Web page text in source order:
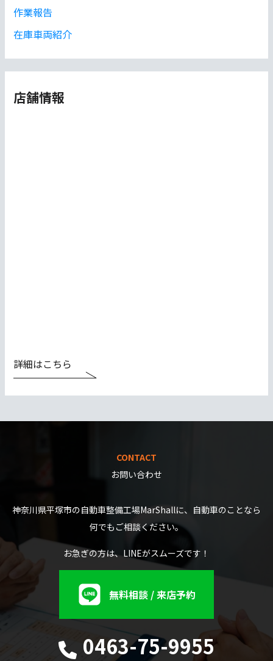
作業報告
在庫車両紹介
店舗情報
詳細はこちら
CONTACT
お問い合わせ
神奈川県平塚市の自動車整備工場MarShallに、自動車のことなら
何でもご相談ください。
お急ぎの方は、LINEがスムーズです！
無料相談 / 来店予約
0463-75-9955